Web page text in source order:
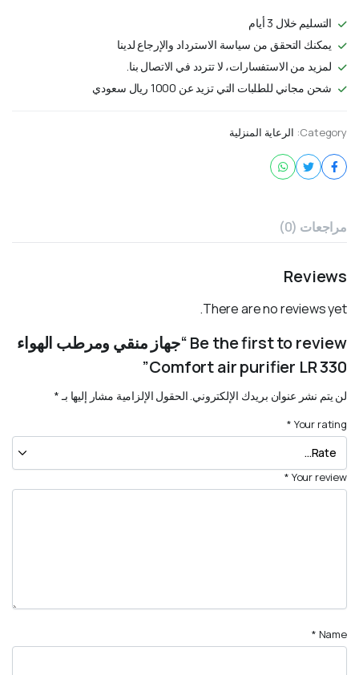
التسليم خلال 3 أيام
يمكنك التحقق من سياسة الاسترداد والإرجاع لدينا
لمزيد من الاستفسارات، لا تتردد في الاتصال بنا.
شحن مجاني للطلبات التي تزيد عن 1000 ريال سعودي
Category: الرعاية المنزلية
مراجعات (0)
Reviews
There are no reviews yet.
Be the first to review “جهاز منقي ومرطب الهواء
Comfort air purifier LR 330”
لن يتم نشر عنوان بريدك الإلكتروني. الحقول الإلزامية مشار إليها بـ *
Your rating
*
Your review
*
Name
*